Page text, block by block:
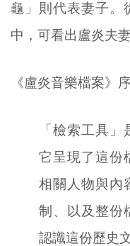
龜」則代表妻子。
中，可看出盧炎夫
《盧炎音樂檔案》
「檢索工具
它呈現了這份
相關人物與內
制、以及整份
認識這份歷史